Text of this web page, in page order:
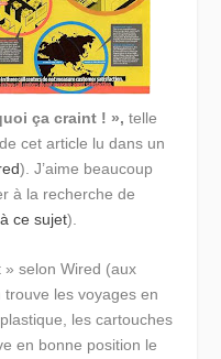
ça craint ! », telle
cet article lu dans un
). J’aime beaucoup
à la recherche de
ce sujet).
» selon Wired (aux
les voyages en
les cartouches
en bonne position le